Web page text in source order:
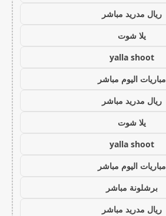
ريال مدريد مباشر
يلا شوت
yalla shoot
مباريات اليوم مباشر
ريال مدريد مباشر
يلا شوت
yalla shoot
مباريات اليوم مباشر
برشلونة مباشر
ريال مدريد مباشر